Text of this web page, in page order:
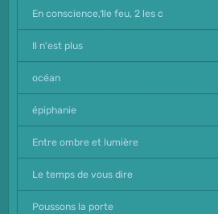
En conscience,1le feu, 2 les c
Il n'est plus
océan
épiphanie
Entre ombre et lumière
Le temps de vous dire
Poussons la porte